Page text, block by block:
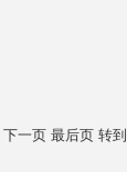
下一页 最后页转到